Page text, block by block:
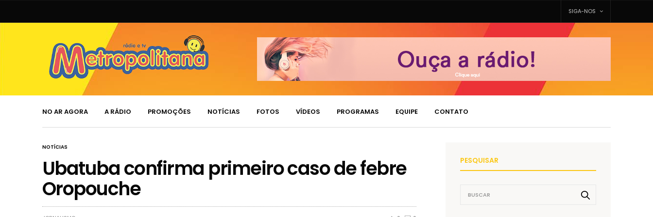
SIGA-NOS
NO AR AGORA A RÁDIO PROMOÇÕES NOTÍCIAS FOTOS VÍDEOS PROGRAMAS EQUIPE CONTATO
NOTÍCIAS
Ubatuba confirma primeiro caso de febre
Oropouche
PESQUISAR